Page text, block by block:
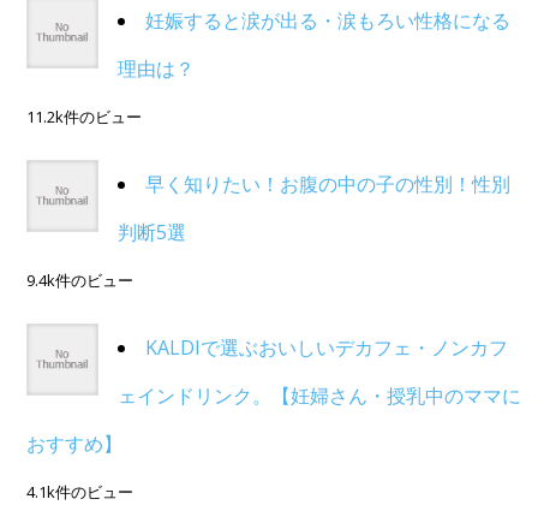
妊娠すると涙が出る・涙もろい性格になる
理由は？
11.2k件のビュー
早く知りたい！お腹の中の子の性別！性別
判断5選
9.4k件のビュー
KALDIで選ぶおいしいデカフェ・ノンカフ
ェインドリンク。【妊婦さん・授乳中のママに
おすすめ】
4.1k件のビュー